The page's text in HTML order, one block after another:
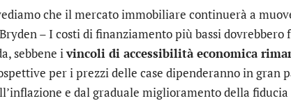
che il mercato immobiliare continuerà a
– I costi di finanziamento più bassi dovrebbero
sebbene ivincoli di accessibilità economica
per i prezzi delle case dipenderanno in gran
e dal graduale miglioramento della fiducia